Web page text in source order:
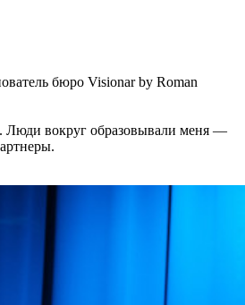
бюро Visionar by Roman
Люди вокруг образовывали меня —